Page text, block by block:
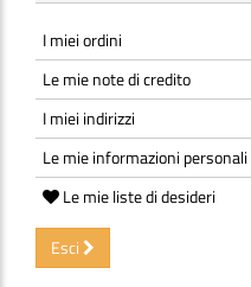
I miei ordini
Le mie note di credito
I miei indirizzi
Le mie informazioni personali
Le mie liste di desideri
Esci